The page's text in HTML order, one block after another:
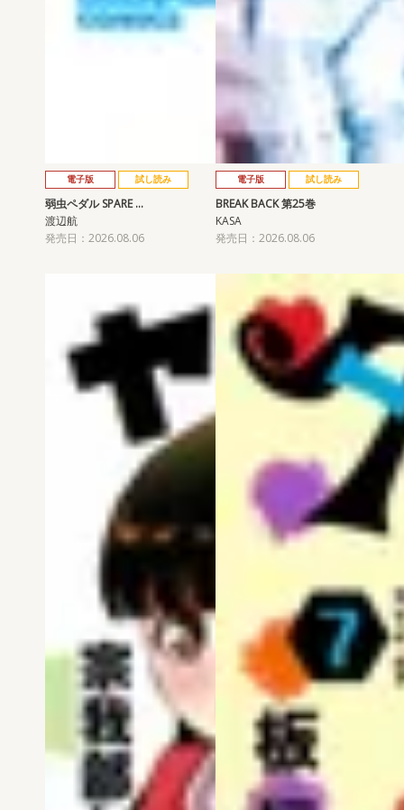
電子版 試し読み
弱虫ペダル SPARE …
渡辺航
発売日：2026.08.06
電子版 試し読み
BREAK BACK 第25巻
KASA
発売日：2026.08.06